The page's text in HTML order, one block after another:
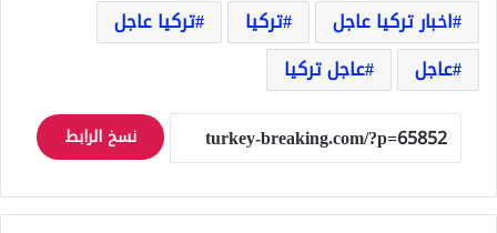
اخبار تركيا عاجل
تركيا
تركيا عاجل
عاجل
عاجل تركيا
نسخ الرابط